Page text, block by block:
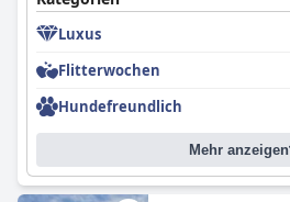
Luxus
Flitterwochen
Hundefreundlich
Mehr anzeigen